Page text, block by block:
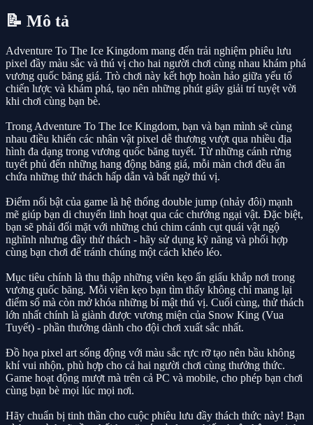
📝 Mô tả
Adventure To The Ice Kingdom mang đến trải nghiệm phiêu lưu
pixel đầy màu sắc và thú vị cho hai người chơi cùng nhau khám phá
vương quốc băng giá. Trò chơi này kết hợp hoàn hảo giữa yếu tố
chiến lược và khám phá, tạo nên những phút giây giải trí tuyệt vời
khi chơi cùng bạn bè.
Trong Adventure To The Ice Kingdom, bạn và bạn mình sẽ cùng
nhau điều khiển các nhân vật pixel dễ thương vượt qua nhiều địa
hình đa dạng trong vương quốc băng tuyết. Từ những cánh rừng
tuyết phủ đến những hang động băng giá, mỗi màn chơi đều ẩn
chứa những thử thách hấp dẫn và bất ngờ thú vị.
Điểm nổi bật của game là hệ thống double jump (nhảy đôi) mạnh
mẽ giúp bạn di chuyển linh hoạt qua các chướng ngại vật. Đặc biệt,
bạn sẽ phải đối mặt với những chú chim cánh cụt quái vật ngộ
nghĩnh nhưng đầy thử thách - hãy sử dụng kỹ năng và phối hợp
cùng bạn chơi để tránh chúng một cách khéo léo.
Mục tiêu chính là thu thập những viên kẹo ẩn giấu khắp nơi trong
vương quốc băng. Mỗi viên kẹo bạn tìm thấy không chỉ mang lại
điểm số mà còn mở khóa những bí mật thú vị. Cuối cùng, thử thách
lớn nhất chính là giành được vương miện của Snow King (Vua
Tuyết) - phần thưởng dành cho đội chơi xuất sắc nhất.
Đồ họa pixel art sống động với màu sắc rực rỡ tạo nên bầu không
khí vui nhộn, phù hợp cho cả hai người chơi cùng thưởng thức.
Game hoạt động mượt mà trên cả PC và mobile, cho phép bạn chơi
cùng bạn bè mọi lúc mọi nơi.
Hãy chuẩn bị tinh thần cho cuộc phiêu lưu đầy thách thức này! Bạn